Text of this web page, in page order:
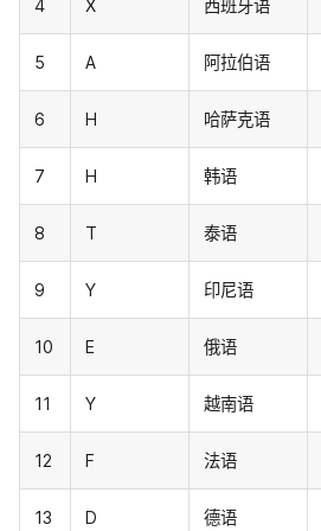
4 X 西班牙语
5 A 阿拉伯语
6 H 哈萨克语
7 H 韩语
8 T 泰语
9 Y 印尼语
10 E 俄语
11 Y 越南语
12 F 法语
13 D 德语